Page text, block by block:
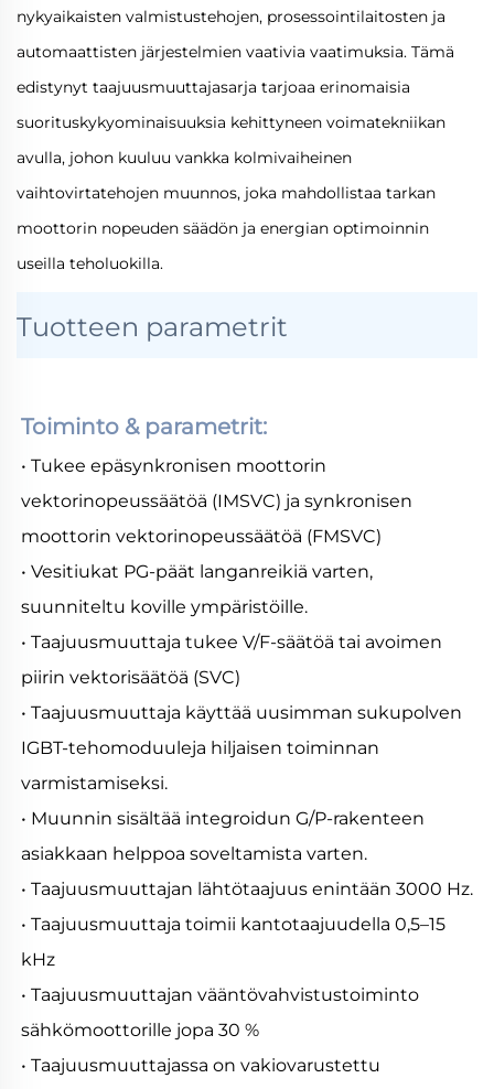
nykyaikaisten valmistustehojen, prosessointilaitosten ja
automaattisten järjestelmien vaativia vaatimuksia. Tämä
edistynyt taajuusmuuttajasarja tarjoaa erinomaisia
suorituskykyominaisuuksia kehittyneen voimatekniikan
avulla, johon kuuluu vankka kolmivaiheinen
vaihtovirtatehojen muunnos, joka mahdollistaa tarkan
moottorin nopeuden säädön ja energian optimoinnin
useilla teholuokilla.
Tuotteen parametrit
Toiminto & parametrit:
• Tukee epäsynkronisen moottorin
vektorinopeussäätöä (IMSVC) ja synkronisen
moottorin vektorinopeussäätöä (FMSVC)
• Vesitiukat PG-päät langanreikiä varten,
suunniteltu koville ympäristöille.
• Taajuusmuuttaja tukee V/F-säätöä tai avoimen
piirin vektorisäätöä (SVC)
• Taajuusmuuttaja käyttää uusimman sukupolven
IGBT-tehomoduuleja hiljaisen toiminnan
varmistamiseksi.
• Muunnin sisältää integroidun G/P-rakenteen
asiakkaan helppoa soveltamista varten.
• Taajuusmuuttaja toimii kantotaajuudella 0,5–15
kHz
• Taajuusmuuttajan vääntövahvistustoiminto
sähkömoottorille jopa 30 %
• Taajuusmuuttajassa on vakiovarustettu